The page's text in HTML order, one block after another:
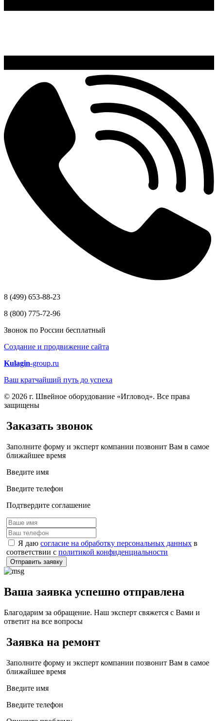
8 (499) 653-88-23
8 (800) 775-72-96
Звонок по России бесплатный
Создание и продвижение сайта
Kulagin-group.ru
Ваш кратчайший путь до успеха
© 2026 г. Швейное оборудование «Игловод». Все права
защищены
Заказать звонок
Заполните форму и эксперт компании позвонит Вам в самое
ближайшее время
Введите имя
Введите телефон
Подтвердите соглашение
Я даю согласие на обработку персональных данных в
соответствии с политикой конфиденциальности
Отправить заявку
Ваша заявка успешно отправлена
Благодарим за обращение. Наш эксперт свяжется с Вами и
ответит на все вопросы
Заявка на ремонт
Заполните форму и эксперт компании позвонит Вам в самое
ближайшее время
Введите имя
Введите телефон